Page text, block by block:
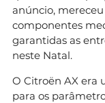
anúncio,
componentes
garantidas as
neste Natal.
O Citroën AX era
para os